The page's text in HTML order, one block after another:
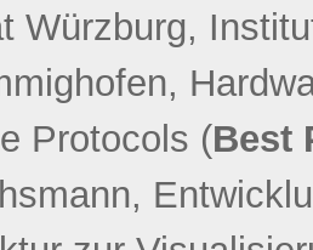
Würzburg,
Protocols (Best